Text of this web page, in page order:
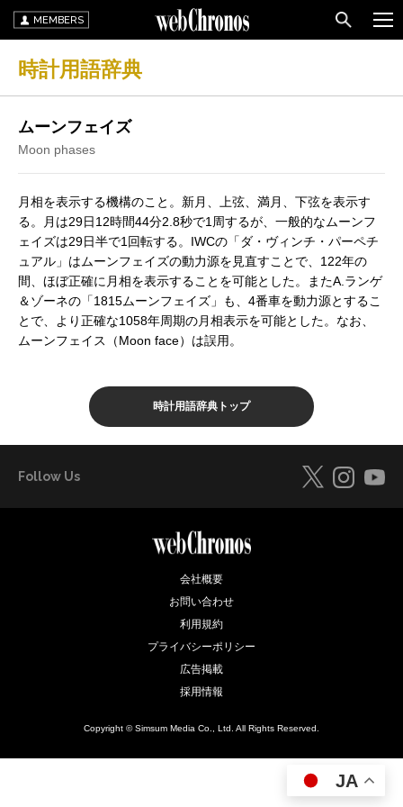
MEMBERS
時計用語辞典
ムーンフェイズ
Moon phases
月相を表示する機構のこと。新月、上弦、満月、下弦を表示す
る。月は29日12時間44分2.8秒で1周するが、一般的なムーンフ
ェイズは29日半で1回転する。IWCの「ダ・ヴィンチ・パーペチ
ュアル」はムーンフェイズの動力源を見直すことで、122年の
間、ほぼ正確に月相を表示することを可能とした。またA.ランゲ
＆ゾーネの「1815ムーンフェイズ」も、4番車を動力源とするこ
とで、より正確な1058年周期の月相表示を可能とした。なお、
ムーンフェイス（Moon face）は誤用。
時計用語辞典トップ
Follow Us
会社概要
お問い合わせ
利用規約
プライバシーポリシー
広告掲載
採用情報
Copyright © Simsum Media Co., Ltd. All Rights Reserved.
JA